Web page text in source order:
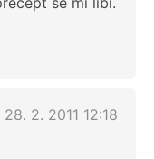
28. 2. 2011 12:18